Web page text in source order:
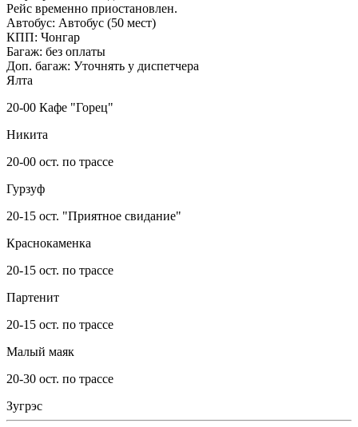
Рейс временно приостановлен.
Автобус: Автобус (50 мест)
КПП: Чонгар
Багаж: без оплаты
Доп. багаж: Уточнять у диспетчера
Ялта
20-00 Кафе "Горец"
Никита
20-00 ост. по трассе
Гурзуф
20-15 ост. "Приятное свидание"
Краснокаменка
20-15 ост. по трассе
Партенит
20-15 ост. по трассе
Малый маяк
20-30 ост. по трассе
Зугрэс